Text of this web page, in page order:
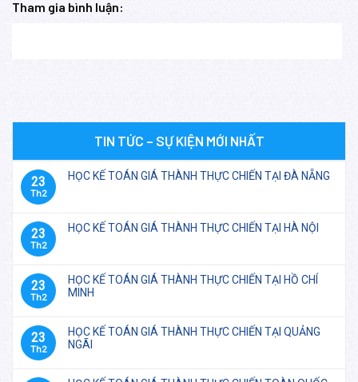
Tham gia bình luận:
TIN TỨC – SỰ KIỆN MỚI NHẤT
23
Th2
HỌC KẾ TOÁN GIÁ THÀNH THỰC CHIẾN TẠI ĐÀ NẴNG
23
Th2
HỌC KẾ TOÁN GIÁ THÀNH THỰC CHIẾN TẠI HÀ NỘI
23
Th2
HỌC KẾ TOÁN GIÁ THÀNH THỰC CHIẾN TẠI HỒ CHÍ
MINH
23
Th2
HỌC KẾ TOÁN GIÁ THÀNH THỰC CHIẾN TẠI QUẢNG
NGÃI